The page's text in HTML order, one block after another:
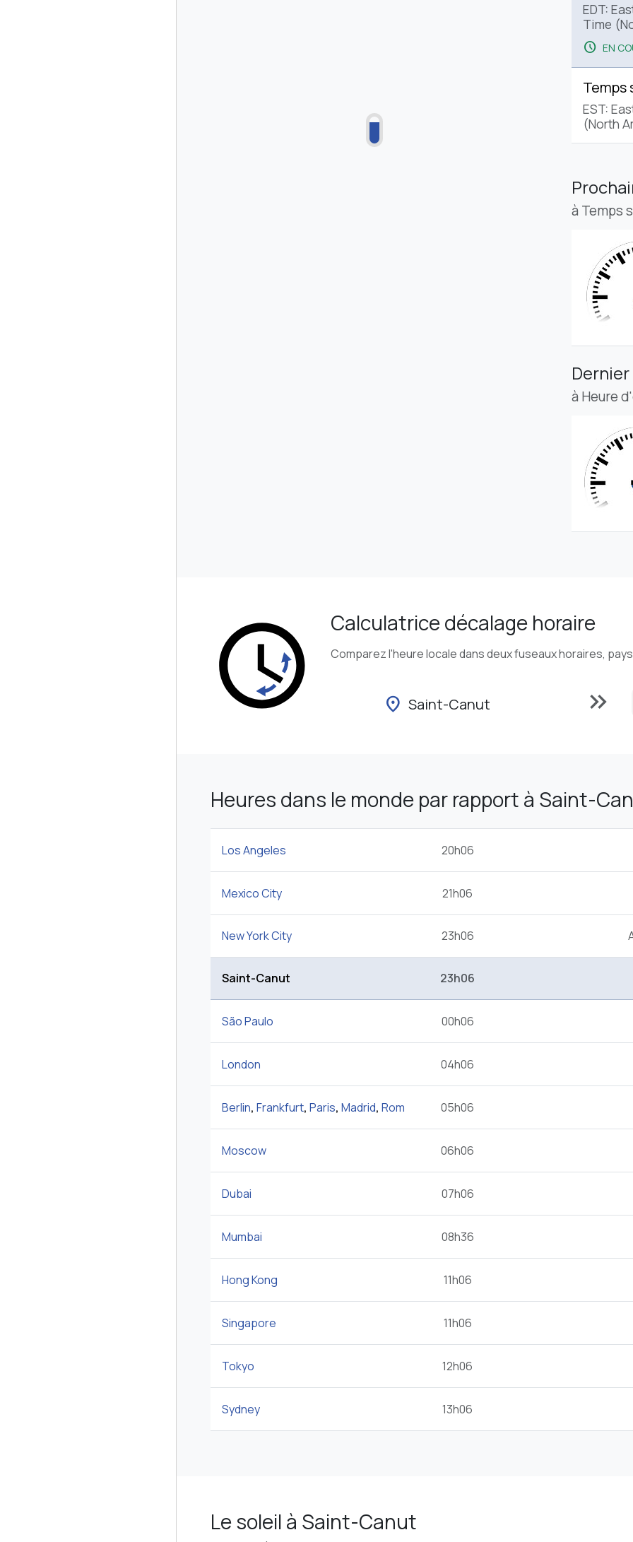
EDT:
Time
schedule EN
Temps
EST:
(North
à Temps
à Heure
Calculatrice décalage horaire
Comparez l'heure locale dans deux fuseaux horaires,
location_on Saint-Canut keyboard_double_arrow_right
Heures dans le monde par rapport à Saint-
Los Angeles 20h06
Mexico City 21h06
New York City 23h06
Saint-Canut 23h06
São Paulo 00h06
London 04h06
Berlin, Frankfurt, Paris, Madrid, Rom 05h06
Moscow 06h06
Dubai 07h06
Mumbai 08h36
Hong Kong 11h06
Singapore 11h06
Tokyo 12h06
Sydney 13h06
Le soleil à Saint-Canut